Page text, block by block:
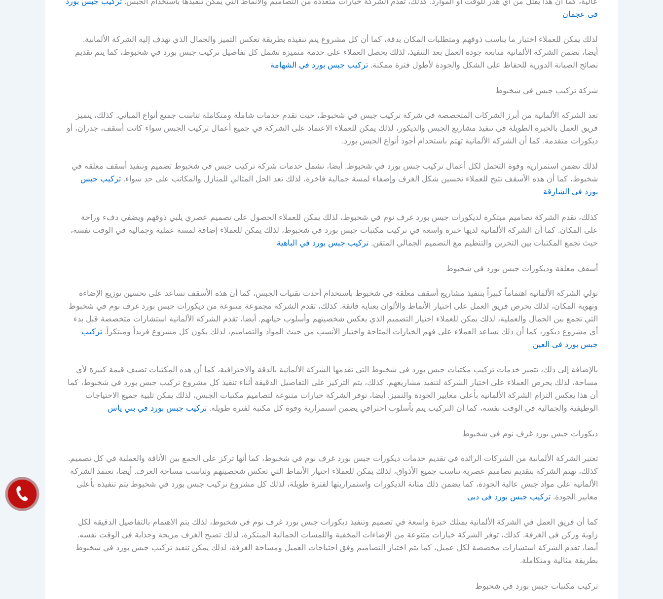
فى عجمان
لذلك يمكن للعملاء اختيار ما يناسب ذوقهم ومتطلبات المكان بدقة، كما أن كل مشروع يتم تنفيذه بطريقة تعكس التميز والجمال الذي تهدف إليه الشركة الألمانية.
أيضا، تضمن الشركة الألمانية متابعة جودة العمل بعد التنفيذ، لذلك يحصل العملاء على خدمة متميزة تشمل كل تفاصيل تركيب جبس بورد في شخبوط، كما يتم تقديم
نصائح الصيانة الدورية للحفاظ على الشكل والجودة لأطول فترة ممكنة. تركيب جبس بورد في الشهامة
شركة تركيب جبس في شخبوط
تعد الشركة الألمانية من أبرز الشركات المتخصصة في شركة تركيب جبس في شخبوط، حيث تقدم خدمات شاملة ومتكاملة تناسب جميع أنواع المباني. كذلك، يتميز
فريق العمل بالخبرة الطويلة في تنفيذ مشاريع الجبس والديكور، لذلك يمكن للعملاء الاعتماد على الشركة في جميع أعمال تركيب الجبس سواء كانت أسقف، جدران، أو
ديكورات متقدمة. كما أن الشركة الألمانية تهتم باستخدام أجود أنواع الجبس بورد.
لذلك تضمن استمرارية وقوة التحمل لكل أعمال تركيب جبس بورد في شخبوط. أيضا، تشمل خدمات شركة تركيب جبس في شخبوط تصميم وتنفيذ أسقف معلقة في
شخبوط، كما أن هذه الأسقف تتيح للعملاء تحسين شكل الغرف وإضفاء لمسة جمالية فاخرة، لذلك تعد الحل المثالي للمنازل والمكاتب على حد سواء. تركيب جبس
بورد فى الشارقة
كذلك، تقدم الشركة تصاميم مبتكرة لديكورات جبس بورد غرف نوم في شخبوط، لذلك يمكن للعملاء الحصول على تصميم عصري يلبي ذوقهم ويضفي دفء وراحة
على المكان. كما أن الشركة الألمانية لديها خبرة واسعة في تركيب مكتبات جبس بورد في شخبوط، لذلك يمكن للعملاء إضافة لمسة عملية وجمالية في الوقت نفسه،
حيث تجمع المكتبات بين التخزين والتنظيم مع التصميم الجمالي المتقن. تركيب جبس بورد في الباهية
أسقف معلقة وديكورات جبس بورد في شخبوط
تولي الشركة الألمانية اهتماماً كبيراً بتنفيذ مشاريع أسقف معلقة في شخبوط باستخدام أحدث تقنيات الجبس، كما أن هذه الأسقف تساعد على تحسين توزيع الإضاءة
وتهوية المكان، لذلك يحرص فريق العمل على اختيار الأنماط والألوان بعناية فائقة. كذلك، تقدم الشركة مجموعة متنوعة من ديكورات جبس بورد غرف نوم في شخبوط
التي تجمع بين الجمال والعملية، لذلك يمكن للعملاء اختيار التصميم الذي يعكس شخصيتهم وأسلوب حياتهم. أيضا، تقدم الشركة الألمانية استشارات متخصصة قبل بدء
أي مشروع ديكور، كما أن ذلك يساعد العملاء على فهم الخيارات المتاحة واختيار الأنسب من حيث المواد والتصاميم، لذلك يكون كل مشروع فريداً ومبتكراً. تركيب
جبس بورد فى العين
بالإضافة إلى ذلك، تتميز خدمات تركيب مكتبات جبس بورد في شخبوط التي تقدمها الشركة الألمانية بالدقة والاحترافية، كما أن هذه المكتبات تضيف قيمة كبيرة لأي
مساحة، لذلك يحرص العملاء على اختيار الشركة لتنفيذ مشاريعهم. كذلك، يتم التركيز على التفاصيل الدقيقة أثناء تنفيذ كل مشروع تركيب جبس بورد في شخبوط، كما
أن هذا يعكس التزام الشركة الألمانية بأعلى معايير الجودة والتميز. أيضا، توفر الشركة خيارات متنوعة لتصاميم مكتبات الجبس، لذلك يمكن تلبية جميع الاحتياجات
الوظيفية والجمالية في الوقت نفسه، كما أن التركيب يتم بأسلوب احترافي يضمن استمرارية وقوة كل مكتبة لفترة طويلة. تركيب جبس بورد في بني ياس
ديكورات جبس بورد غرف نوم في شخبوط
تعتبر الشركة الألمانية من الشركات الرائدة في تقديم خدمات ديكورات جبس بورد غرف نوم في شخبوط، كما أنها تركز على الجمع بين الأناقة والعملية في كل تصميم.
كذلك، تهتم الشركة بتقديم تصاميم عصرية تناسب جميع الأذواق، لذلك يمكن للعملاء اختيار الأنماط التي تعكس شخصيتهم وتناسب مساحة الغرف. أيضا، تعتمد الشركة
الألمانية على مواد جبس عالية الجودة، كما يضمن ذلك متانة الديكورات واستمراريتها لفترة طويلة، لذلك كل مشروع تركيب جبس بورد في شخبوط يتم تنفيذه بأعلى
معايير الجودة. تركيب جبس بورد فى دبى
كما أن فريق العمل في الشركة الألمانية يمتلك خبرة واسعة في تصميم وتنفيذ ديكورات جبس بورد غرف نوم في شخبوط، لذلك يتم الاهتمام بالتفاصيل الدقيقة لكل
زاوية وركن في الغرفة. كذلك، توفر الشركة خيارات متنوعة من الإضاءات المخفية واللمسات الجمالية المبتكرة، لذلك تصبح الغرف مريحة وجذابة في الوقت نفسه.
أيضا، تقدم الشركة استشارات مخصصة لكل عميل، كما يتم اختيار التصاميم وفق احتياجات العميل ومساحة الغرفة، لذلك يمكن تنفيذ تركيب جبس بورد في شخبوط
بطريقة مثالية ومتكاملة.
تركيب مكتبات جبس بورد في شخبوط